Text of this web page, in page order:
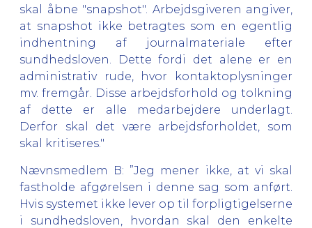
skal åbne "snapshot". Arbejdsgiveren angiver,
at snapshot ikke betragtes som en egentlig
indhentning af journalmateriale efter
sundhedsloven. Dette fordi det alene er en
administrativ rude, hvor kontaktoplysninger
mv. fremgår. Disse arbejdsforhold og tolkning
af dette er alle medarbejdere underlagt.
Derfor skal det være arbejdsforholdet, som
skal kritiseres."
Nævnsmedlem B: ”Jeg mener ikke, at vi skal
fastholde afgørelsen i denne sag som anført.
Hvis systemet ikke lever op til forpligtigelserne
i sundhedsloven, hvordan skal den enkelte